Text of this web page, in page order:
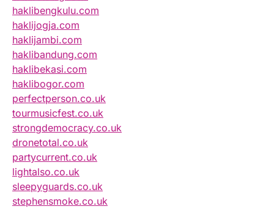
haklibengkulu.com
haklijogja.com
haklijambi.com
haklibandung.com
haklibekasi.com
haklibogor.com
perfectperson.co.uk
tourmusicfest.co.uk
strongdemocracy.co.uk
dronetotal.co.uk
partycurrent.co.uk
lightalso.co.uk
sleepyguards.co.uk
stephensmoke.co.uk